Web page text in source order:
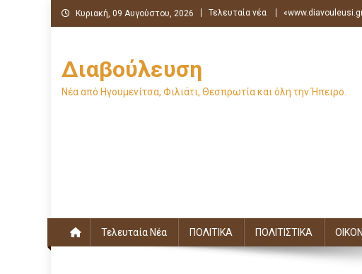
Μεταπηδήστε
στο
Κυριακή, 09 Αυγούστου, 2026 Τελευταία νέα
Διαβούλευση
Νέα από Ηγουμενίτσα, Φιλιάτι, Θεσπρωτία και όλη την Ήπειρο.
Τελευταία Νέα ΠΟΛΙΤΙΚΑ ΠΟΛΙΤΙΣΤΙΚΑ